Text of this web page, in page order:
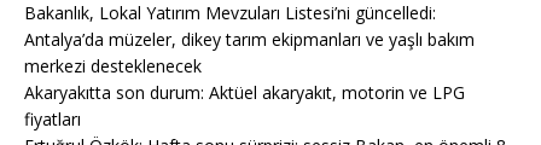
Bakanlık, Lokal Yatırım Mevzuları Listesi’ni güncelledi:
Antalya’da müzeler, dikey tarım ekipmanları ve yaşlı bakım
merkezi desteklenecek
Akaryakıtta son durum: Aktüel akaryakıt, motorin ve LPG
fiyatları